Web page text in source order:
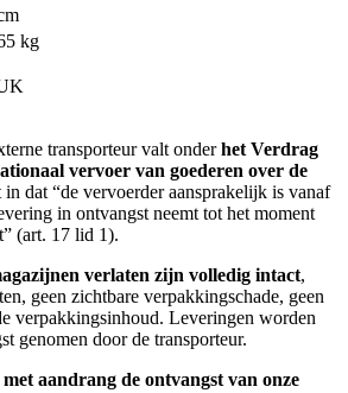
kg
transporteur valt onderhet Verdrag
vervoer van goederen over de
dat “de vervoerder aansprakelijk is vanaf
in ontvangst neemt tot het moment
(art. 17 lid 1).
verlaten zijn volledig intact,
geen zichtbare verpakkingschade, geen
verpakkingsinhoud. Leveringen worden
genomen door de transporteur.
aandrang de ontvangst van onze